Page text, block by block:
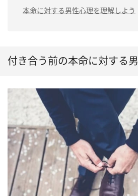
本命に対する男性心理を理解しよう
付き合う前の本命に対する